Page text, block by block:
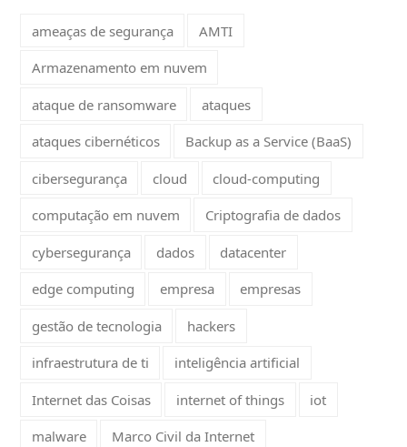
ameaças de segurança AMTI
Armazenamento em nuvem
ataque de ransomware ataques
ataques cibernéticos Backup as a Service (BaaS)
cibersegurança cloud cloud-computing
computação em nuvem Criptografia de dados
cybersegurança dados datacenter
edge computing empresa empresas
gestão de tecnologia hackers
infraestrutura de ti inteligência artificial
Internet das Coisas internet of things iot
malware Marco Civil da Internet